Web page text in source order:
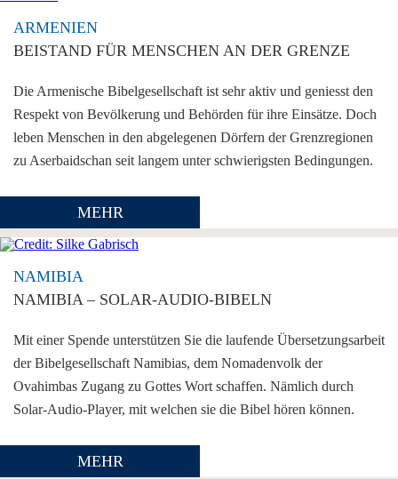
ARMENIEN
BEISTAND FÜR MENSCHEN AN DER GRENZE
Die Armenische Bibelgesellschaft ist sehr aktiv und geniesst den
Respekt von Bevölkerung und Behörden für ihre Einsätze. Doch
leben Menschen in den abgelegenen Dörfern der Grenzregionen
zu Aserbaidschan seit langem unter schwierigsten Bedingungen.
MEHR
NAMIBIA
NAMIBIA – SOLAR-AUDIO-BIBELN
Mit einer Spende unterstützen Sie die laufende Übersetzungsarbeit
der Bibelgesellschaft Namibias, dem Nomadenvolk der
Ovahimbas Zugang zu Gottes Wort schaffen. Nämlich durch
Solar-Audio-Player, mit welchen sie die Bibel hören können.
MEHR